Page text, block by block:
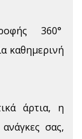
360°
καθημερινή
άρτια, η
σας,